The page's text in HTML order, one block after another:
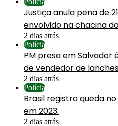
Justiça anula pena de
envolvido na chacina
2 dias atrás
Polícia
PM presa em
de vendedor de lanches
2 dias atrás
Polícia
Brasil registra queda
em 2023.
2 dias atrás